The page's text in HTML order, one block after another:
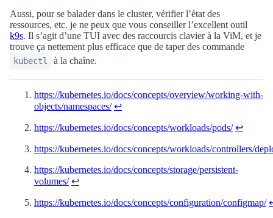
Aussi, pour se balader dans le cluster, vérifier l’état des
ressources, etc. je ne peux que vous conseiller l’excellent outil
k9s. Il s’agit d’une TUI avec des raccourcis clavier à la ViM, et je
trouve ça nettement plus efficace que de taper des commande
kubectl à la chaîne.
https://kubernetes.io/docs/concepts/overview/working-with-
objects/namespaces/ ↩︎
https://kubernetes.io/docs/concepts/workloads/pods/ ↩︎
https://kubernetes.io/docs/concepts/workloads/controllers/
https://kubernetes.io/docs/concepts/storage/persistent-
volumes/ ↩︎
https://kubernetes.io/docs/concepts/configuration/configmap/